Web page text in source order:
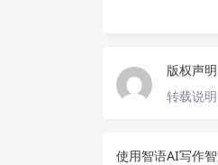
版权声明
转载说明
使用智语AI写作